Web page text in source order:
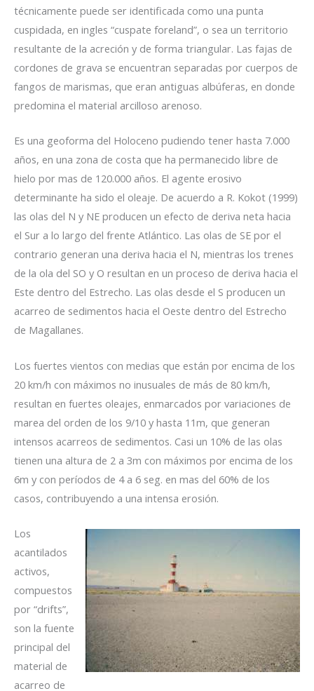
técnicamente puede ser identificada como una punta
cuspidada, en ingles “cuspate foreland”, o sea un territorio
resultante de la acreción y de forma triangular. Las fajas de
cordones de grava se encuentran separadas por cuerpos de
fangos de marismas, que eran antiguas albúferas, en donde
predomina el material arcilloso arenoso.
Es una geoforma del Holoceno pudiendo tener hasta 7.000
años, en una zona de costa que ha permanecido libre de
hielo por mas de 120.000 años. El agente erosivo
determinante ha sido el oleaje. De acuerdo a R. Kokot (1999)
las olas del N y NE producen un efecto de deriva neta hacia
el Sur a lo largo del frente Atlántico. Las olas de SE por el
contrario generan una deriva hacia el N, mientras los trenes
de la ola del SO y O resultan en un proceso de deriva hacia el
Este dentro del Estrecho. Las olas desde el S producen un
acarreo de sedimentos hacia el Oeste dentro del Estrecho
de Magallanes.
Los fuertes vientos con medias que están por encima de los
20 km/h con máximos no inusuales de más de 80 km/h,
resultan en fuertes oleajes, enmarcados por variaciones de
marea del orden de los 9/10 y hasta 11m, que generan
intensos acarreos de sedimentos. Casi un 10% de las olas
tienen una altura de 2 a 3m con máximos por encima de los
6m y con períodos de 4 a 6 seg. en mas del 60% de los
casos, contribuyendo a una intensa erosión.
Los
acantilados
activos,
compuestos
por “drifts”,
son la fuente
principal del
material de
acarreo de